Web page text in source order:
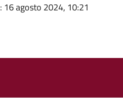
: 16 agosto 2024, 10:21